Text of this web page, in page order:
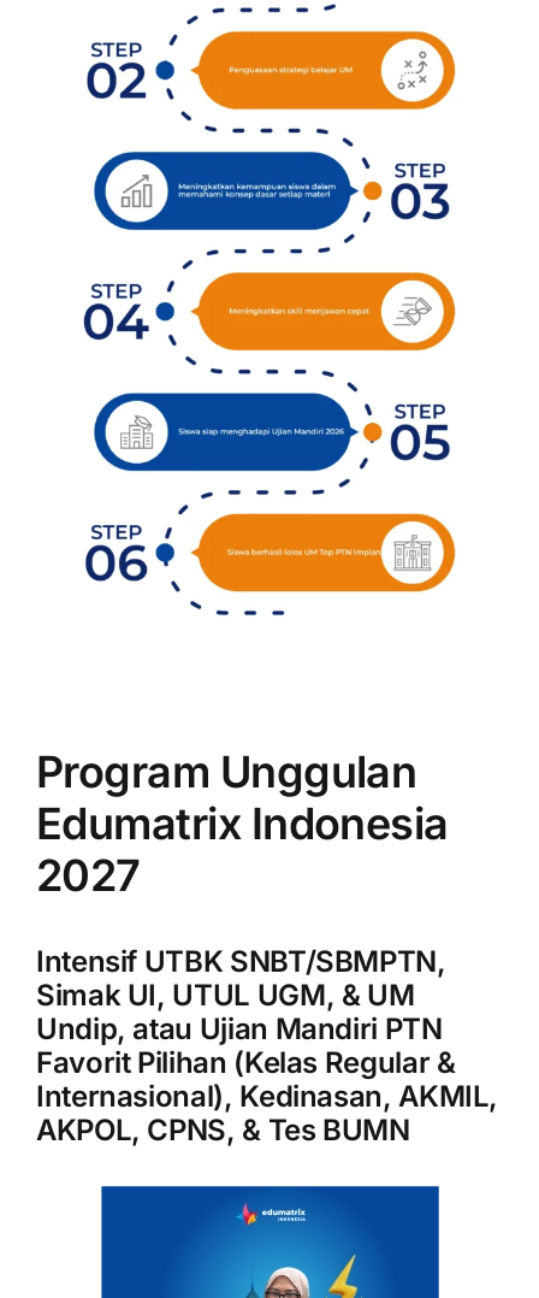
Program Unggulan
Edumatrix Indonesia
2027
Intensif UTBK SNBT/SBMPTN,
Simak UI, UTUL UGM, & UM
Undip, atau Ujian Mandiri PTN
Favorit Pilihan (Kelas Regular &
Internasional), Kedinasan, AKMIL,
AKPOL, CPNS, & Tes BUMN